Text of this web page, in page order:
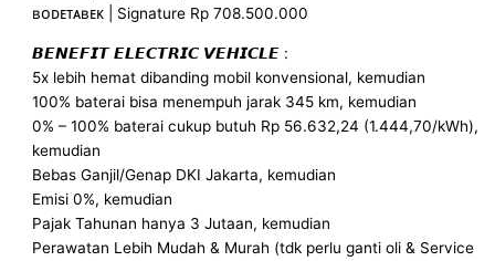
ʙᴏᴅᴇᴛᴀʙᴇᴋ | Signature Rp 708.500.000
𝘽𝙀𝙉𝙀𝙁𝙄𝙏 𝙀𝙇𝙀𝘾𝙏𝙍𝙄𝘾 𝙑𝙀𝙃𝙄𝘾𝙇𝙀 :
5x lebih hemat dibanding mobil konvensional, kemudian
100% baterai bisa menempuh jarak 345 km, kemudian
0% – 100% baterai cukup butuh Rp 56.632,24 (1.444,70/kWh),
kemudian
Bebas Ganjil/Genap DKI Jakarta, kemudian
Emisi 0%, kemudian
Pajak Tahunan hanya 3 Jutaan, kemudian
Perawatan Lebih Mudah & Murah (tdk perlu ganti oli & Service